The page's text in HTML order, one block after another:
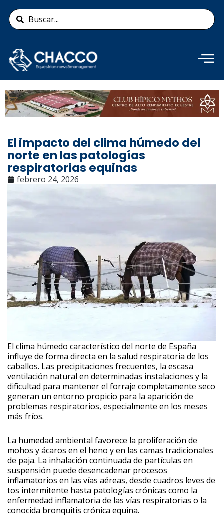
contenido
Search
...
Añade aquí tu texto de
cabecera
El impacto del clima húmedo del
norte en las patologías
respiratorias equinas
febrero 24, 2026
El clima húmedo característico del norte de España
influye de forma directa en la salud respiratoria de los
caballos. Las precipitaciones frecuentes, la escasa
ventilación natural en determinadas instalaciones y la
dificultad para mantener el forraje completamente seco
generan un entorno propicio para la aparición de
problemas respiratorios, especialmente en los meses
más fríos.
La humedad ambiental favorece la proliferación de
mohos y ácaros en el heno y en las camas tradicionales
de paja. La inhalación continuada de partículas en
suspensión puede desencadenar procesos
inflamatorios en las vías aéreas, desde cuadros leves de
tos intermitente hasta patologías crónicas como la
enfermedad inflamatoria de las vías respiratorias o la
conocida bronquitis crónica equina.